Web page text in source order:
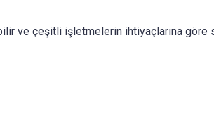
ve çeşitli işletmelerin ihtiyaçlarına göre